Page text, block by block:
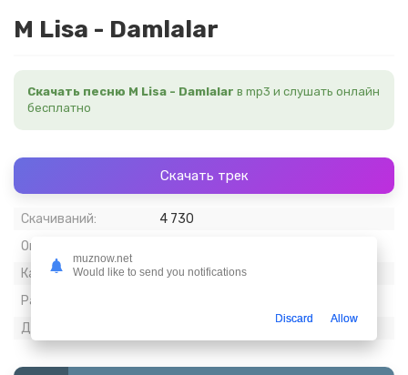
M Lisa - Damlalar
Скачать песню M Lisa - Damlalar в mp3 и слушать онлайн
бесплатно
Скачать трек
Скачиваний:
4 730
Опубликовано:
Качество:
320 kbps, Stereo
Размер:
Длительность:
muznow.net
Would like to send you notifications
Discard Allow